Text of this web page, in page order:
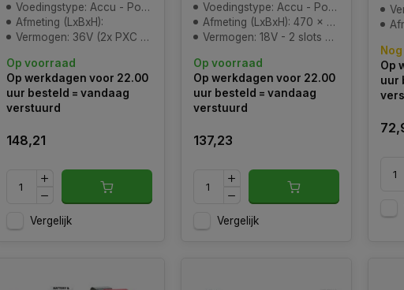
Voedingstype: Accu - Power-X-Change
Afmeting (LxBxH):
Vermogen: 36V (2x PXC batterij)
Op voorraad
Op werkdagen voor 22.00
uur besteld = vandaag
verstuurd
148,21
Vergelijk
Voedingstype: Accu - Power-X-Change
Afmeting (LxBxH): 470 x 282 x 287 mm
Vermogen: 18V - 2 slots aanwezig om langer door te pompen
Op voorraad
Op werkdagen voor 22.00
uur besteld = vandaag
verstuurd
137,23
Vergelijk
Op
uur